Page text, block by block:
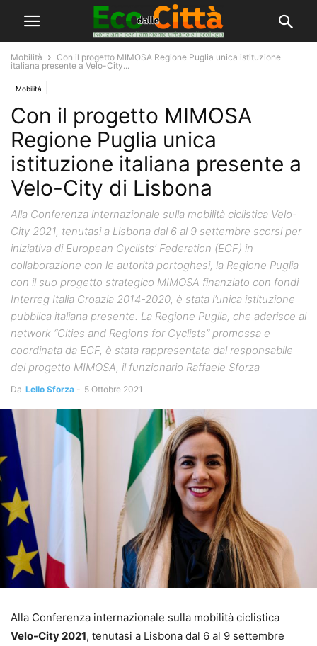
Mobilità
Con il progetto MIMOSA Regione Puglia unica istituzione
italiana presente a Velo-City...
Mobilità
Con il progetto MIMOSA
Regione Puglia unica
istituzione italiana presente a
Velo-City di Lisbona
Alla Conferenza internazionale sulla mobilità ciclistica Velo-
City 2021, tenutasi a Lisbona dal 6 al 9 settembre scorsi per
iniziativa di European Cyclists’ Federation (ECF) in
collaborazione con le autorità portoghesi, la Regione Puglia
con il suo progetto strategico MIMOSA finanziato con fondi
Interreg Italia Croazia 2014-2020, è stata l’unica istituzione
pubblica italiana presente. La Regione Puglia, che aderisce al
network “Cities and Regions for Cyclists” promossa e
coordinata da ECF, è stata rappresentata dal responsabile
del progetto MIMOSA, il funzionario Raffaele Sforza
Da Lello Sforza - 5 Ottobre 2021
Alla Conferenza internazionale sulla mobilità ciclistica
Velo-City 2021, tenutasi a Lisbona dal 6 al 9 settembre